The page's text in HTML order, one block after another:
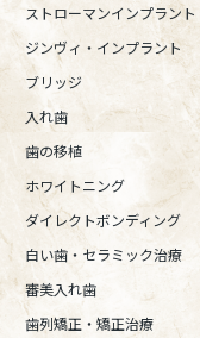
ストローマンインプラント
ジンヴィ・インプラント
ブリッジ
入れ歯
歯の移植
ホワイトニング
ダイレクトボンディング
白い歯・セラミック治療
審美入れ歯
歯列矯正・矯正治療